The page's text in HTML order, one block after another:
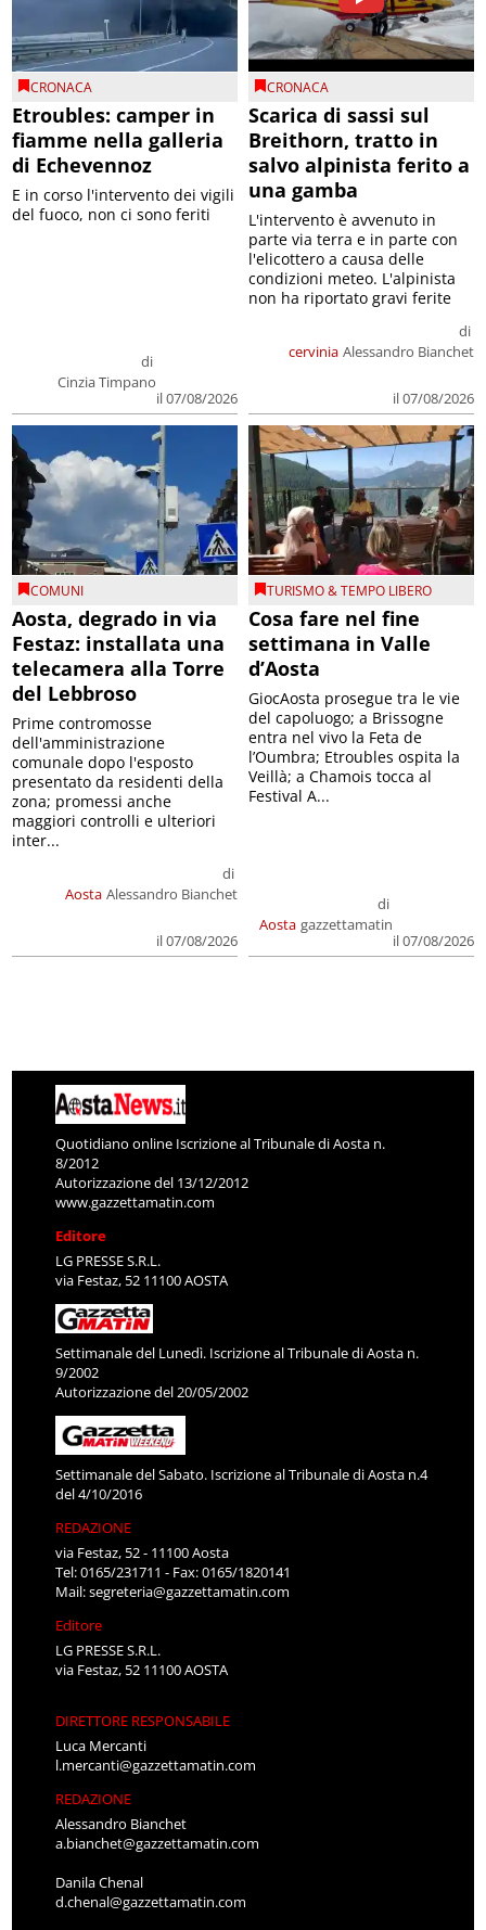
CRONACA
Etroubles: camper in
fiamme nella galleria
di Echevennoz
di
Cinzia Timpano
il 07/08/2026
E in corso l'intervento dei vigili
del fuoco, non ci sono feriti
CRONACA
Scarica di sassi sul
Breithorn, tratto in
salvo alpinista ferito a
una gamba
cervinia
di
Alessandro Bianchet
il 07/08/2026
L'intervento è avvenuto in
parte via terra e in parte con
l'elicottero a causa delle
condizioni meteo. L'alpinista
non ha riportato gravi ferite
COMUNI
Aosta, degrado in via
Festaz: installata una
telecamera alla Torre
del Lebbroso
Aosta
di
Alessandro Bianchet
il 07/08/2026
Prime contromosse
dell'amministrazione
comunale dopo l'esposto
presentato da residenti della
zona; promessi anche
maggiori controlli e ulteriori
inter...
TURISMO & TEMPO LIBERO
Cosa fare nel fine
settimana in Valle
d’Aosta
Aosta
di
gazzettamatin
il 07/08/2026
GiocAosta prosegue tra le vie
del capoluogo; a Brissogne
entra nel vivo la Feta de
l’Oumbra; Etroubles ospita la
Veillà; a Chamois tocca al
Festival A...
Quotidiano online Iscrizione al Tribunale di Aosta n.
8/2012
Autorizzazione del 13/12/2012
www.gazzettamatin.com
Editore
LG PRESSE S.R.L.
via Festaz, 52 11100 AOSTA
Settimanale del Lunedì. Iscrizione al Tribunale di Aosta n.
9/2002
Autorizzazione del 20/05/2002
Settimanale del Sabato. Iscrizione al Tribunale di Aosta n.4
del 4/10/2016
REDAZIONE
via Festaz, 52 - 11100 Aosta
Tel: 0165/231711 - Fax: 0165/1820141
Mail:segreteria@gazzettamatin.com
Editore
LG PRESSE S.R.L.
via Festaz, 52 11100 AOSTA
DIRETTORE RESPONSABILE
Luca Mercanti
l.mercanti@gazzettamatin.com
REDAZIONE
Alessandro Bianchet
a.bianchet@gazzettamatin.com
Danila Chenal
d.chenal@gazzettamatin.com